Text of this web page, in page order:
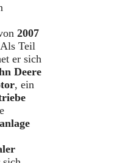
2007
Teil
er sich
Deere
, ein